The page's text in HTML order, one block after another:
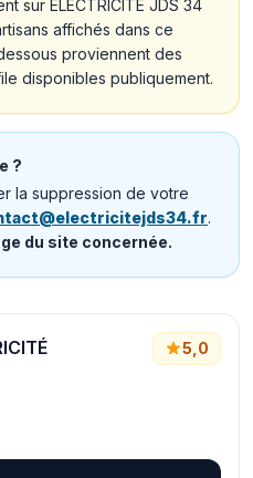
sur ÉLECTRICITÉ JDS 34
affichés dans ce
proviennent des
disponibles publiquement.
?
la suppression de votre
.
du site concernée.
5,0